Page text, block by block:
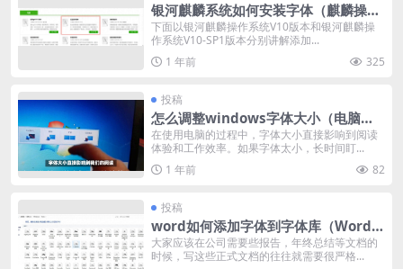
银河麒麟系统如何安装字体（麒麟操作
系统添加字体教程）
下面以银河麒麟操作系统V10版本和银河麒麟操
作系统V10-SP1版本分别讲解添加...
1 年前
325
投稿
怎么调整windows字体大小（电脑屏
幕字体大小设置方法）
在使用电脑的过程中，字体大小直接影响到阅读
体验和工作效率。如果字体太小，长时间盯...
1 年前
82
投稿
word如何添加字体到字体库（Word下
载以及安装字体方法）
大家应该在公司需要些报告，年终总结等文档的
时候，写这些正式文档的往往就需要很严格...